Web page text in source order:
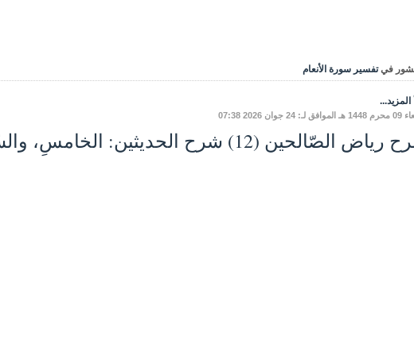
في تفسير سورة الأنعام
المزيد...
جوان 2026 07:38
الصّالحين (12) شرح الحديثين: الخامسِ، والسّادسِ.